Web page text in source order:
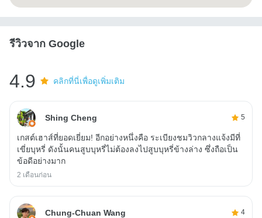
รีวิวจาก Google
4.9 คลิกที่นี่เพื่อดูเพิ่มเติม
Shing Cheng 5
เกสต์เฮาส์ที่ยอดเยี่ยม! อีกอย่างหนึ่งคือ ระเบียงชมวิวกลางแจ้งมีที่
เขี่ยบุหรี่ ดังนั้นคนสูบบุหรี่ไม่ต้องลงไปสูบบุหรี่ข้างล่าง ซึ่งถือเป็น
ข้อดีอย่างมาก
2 เดือนก่อน
Chung-Chuan Wang 4